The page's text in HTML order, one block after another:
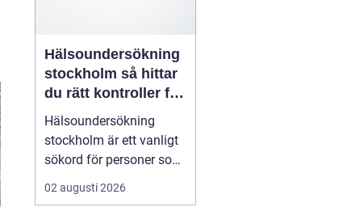
Hälsoundersökning
stockholm så hittar
du rätt kontroller för
din hälsa
Hälsoundersökning
stockholm är ett vanligt
sökord för personer som
vill få en tydlig bild av
sitt hälsoläge, upptäcka
02 augusti 2026